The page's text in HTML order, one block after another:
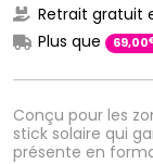
Conçu pour les
stick solaire qui
présente en
Retrait gratuit
Plus que
69,00